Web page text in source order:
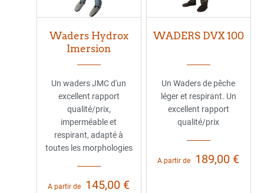
Waders Hydrox
Imersion
Un waders JMC d'un
excellent rapport
qualité/prix,
imperméable et
respirant, adapté à
toutes les morphologies
A partir de 145,00 €
WADERS DVX 100
Un Waders de pêche
léger et respirant. Un
excellent rapport
qualité/prix
A partir de 189,00 €